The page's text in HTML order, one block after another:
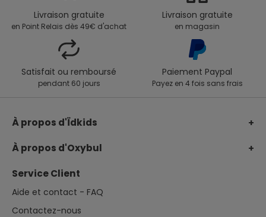
Livraison gratuite
en Point Relais dès 49€ d'achat
Livraison gratuite
en magasin
Satisfait ou remboursé
pendant 60 jours
Paiement Paypal
Payez en 4 fois sans frais
À propos d'Ïdkids
Le groupe Ïdkids
Notre charte avis clients
Rejoignez-nous
À propos d'Oxybul
Nos engagements
Service Client
Aide et contact - FAQ
Contactez-nous